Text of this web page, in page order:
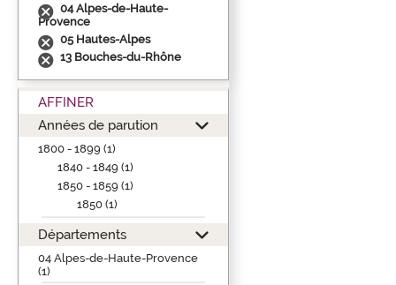
04 Alpes-de-Haute-
Provence
05 Hautes-Alpes
13 Bouches-du-Rhône
AFFINER
Années de parution
1800 - 1899 (1)
1840 - 1849 (1)
1850 - 1859 (1)
1850 (1)
Départements
04 Alpes-de-Haute-Provence
(1)